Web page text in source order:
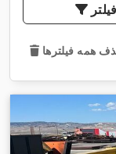
فیلتر
همه فیلترها